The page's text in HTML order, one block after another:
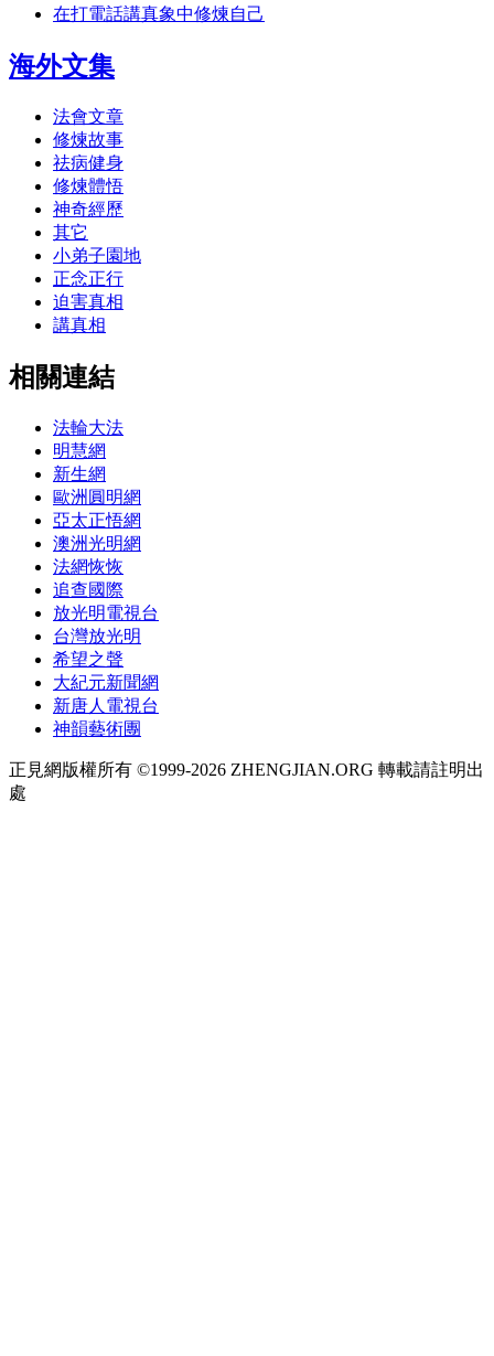
在打電話講真象中修煉自己
海外文集
法會文章
修煉故事
祛病健身
修煉體悟
神奇經歷
其它
小弟子園地
正念正行
迫害真相
講真相
相關連結
法輪大法
明慧網
新生網
歐洲圓明網
亞太正悟網
澳洲光明網
法網恢恢
追查國際
放光明電視台
台灣放光明
希望之聲
大紀元新聞網
新唐人電視台
神韻藝術團
正見網版權所有 ©1999-2026 ZHENGJIAN.ORG 轉載請註明出
處